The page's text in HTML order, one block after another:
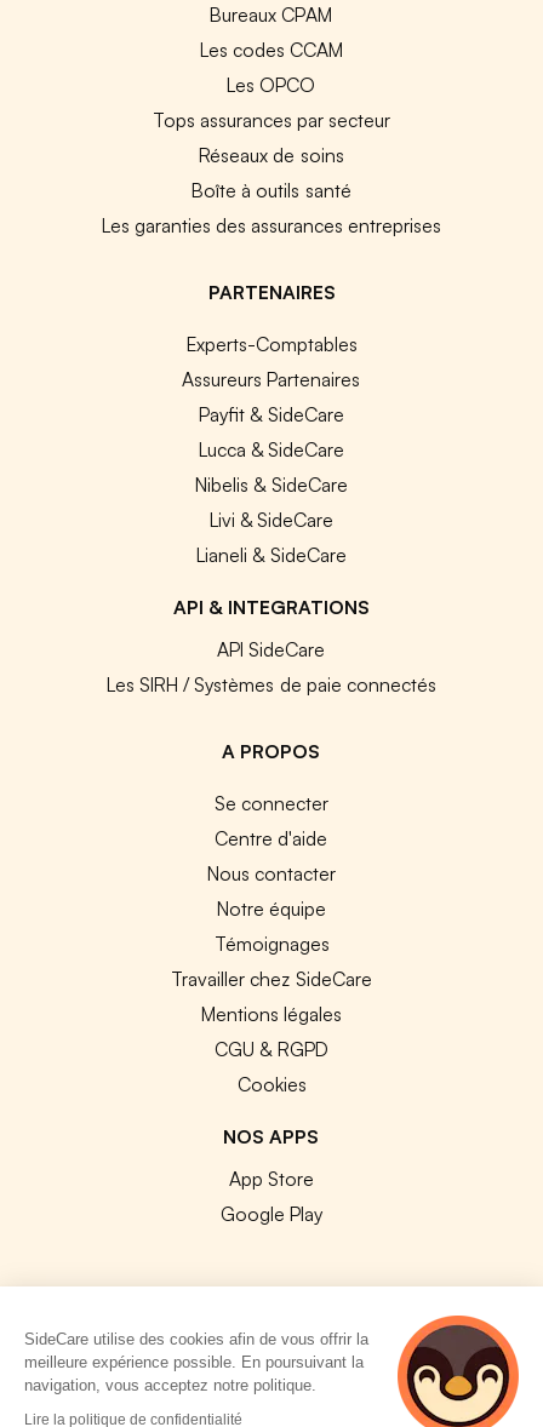
Bureaux CPAM
Les codes CCAM
Les OPCO
Tops assurances par secteur
Réseaux de soins
Boîte à outils santé
Les garanties des assurances entreprises
PARTENAIRES
Experts-Comptables
Assureurs Partenaires
Payfit & SideCare
Lucca & SideCare
Nibelis & SideCare
Livi & SideCare
Lianeli & SideCare
API & INTEGRATIONS
API SideCare
Les SIRH / Systèmes de paie connectés
A PROPOS
Se connecter
Centre d'aide
Nous contacter
Notre équipe
Témoignages
Travailler chez SideCare
Mentions légales
CGU & RGPD
Cookies
NOS APPS
App Store
Google Play
© 2026 SideCare. Tous droits réservés.
SideCare utilise des cookies afin de vous offrir la
meilleure expérience possible. En poursuivant la
navigation, vous acceptez notre politique.
Lire la politique de confidentialité